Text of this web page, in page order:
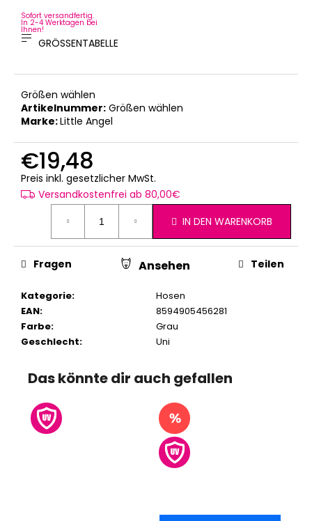
Sofort versandfertig.
In 2-4 Werktagen bei
Ihnen!
GRÖSSENTABELLE
Größen wählen
Artikelnummer: Größen wählen
Marke:Little Angel
€19,48
Preis inkl. gesetzlicher MwSt.
Versandkostenfrei ab 80,00€
IN DEN WARENKORB
Kategorie:
Hosen
EAN:
8594905456281
Farbe:
Grau
Geschlecht: Uni
Fragen Ansehen Teilen
Das könnte dir auch gefallen